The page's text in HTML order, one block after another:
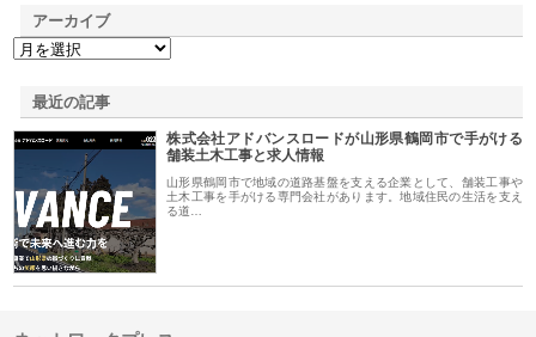
アーカイブ
最近の記事
株式会社アドバンスロードが山形県鶴岡市で手がける
舗装土木工事と求人情報
山形県鶴岡市で地域の道路基盤を支える企業として、舗装工事や
土木工事を手がける専門会社があります。地域住民の生活を支え
る道…